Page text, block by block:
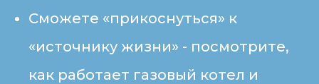
Сможете «прикоснуться» к
«источнику жизни» - посмотрите,
как работает газовый котел и